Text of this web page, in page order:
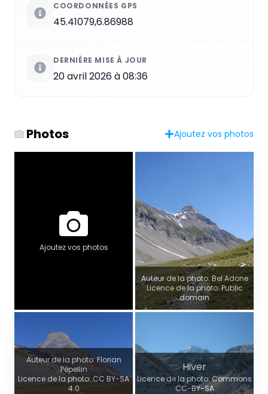
COORDONNÉES GPS
45.41079,6.86988
DERNIÈRE MISE À JOUR
20 avril 2026 à 08:36
Photos Ajoutez vos photos
Ajoutez vos photos
Auteur de la photo: Bel Adone
Licence de la photo: Public
domain
Auteur de la photo: Florian
Pépellin
Licence de la photo: CC BY-SA
4.0
Hiver
Licence de la photo: Commons
CC-BY-SA